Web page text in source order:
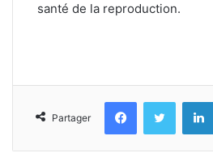
santé de la reproduction.
Partager
FacebookTwitter